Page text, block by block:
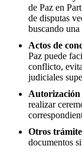
de Paz en
de disputas
buscando
Actos de
Paz puede
conflicto,
judiciales
Autorización
realizar
Otros
documentos